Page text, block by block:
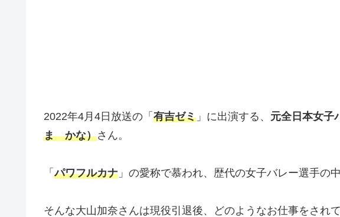
2022年4月4日放送の「 有吉ゼミ 」に出演する、 元全日本女子
ま かな）さん。
「パワフルカナ 」の愛称で慕われ、歴代の女子バレー選手の
そんな大山加奈さんは現役引退後、どのようなお仕事をされ